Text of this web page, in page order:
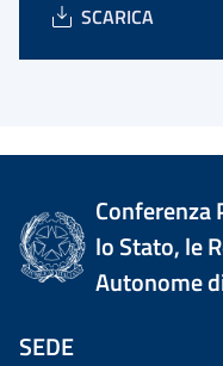
SCARICA
lo Stato, le
Autonome
SEDE